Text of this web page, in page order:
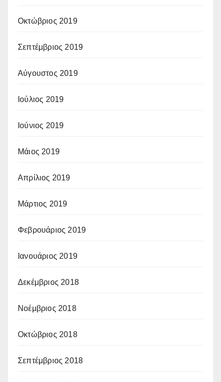
Οκτώβριος 2019
Σεπτέμβριος 2019
Αύγουστος 2019
Ιούλιος 2019
Ιούνιος 2019
Μάιος 2019
Απρίλιος 2019
Μάρτιος 2019
Φεβρουάριος 2019
Ιανουάριος 2019
Δεκέμβριος 2018
Νοέμβριος 2018
Οκτώβριος 2018
Σεπτέμβριος 2018